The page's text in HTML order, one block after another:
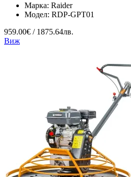
Марка: Raider
Модел: RDP-GPT01
959.00€ / 1875.64лв.
Виж